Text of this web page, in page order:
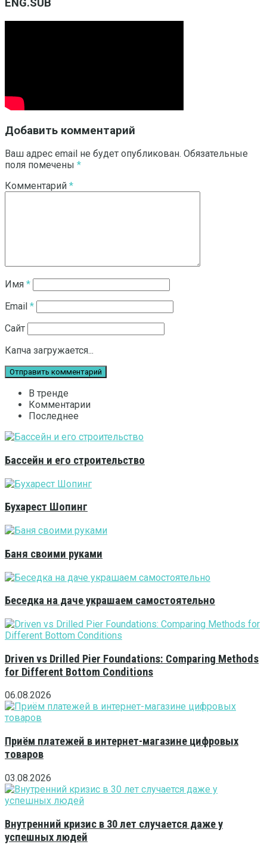
ENG.SUB
Добавить комментарий
Ваш адрес email не будет опубликован. Обязательные
поля помечены *
Комментарий *
Имя *
Email *
Сайт
Капча загружается...
В тренде
Комментарии
Последнее
Бассейн и его строительство
Бухарест Шопинг
Баня своими руками
Беседка на даче украшаем самостоятельно
Driven vs Drilled Pier Foundations: Comparing Methods
for Different Bottom Conditions
06.08.2026
Приём платежей в интернет-магазине цифровых
товаров
03.08.2026
Внутренний кризис в 30 лет случается даже у
успешных людей